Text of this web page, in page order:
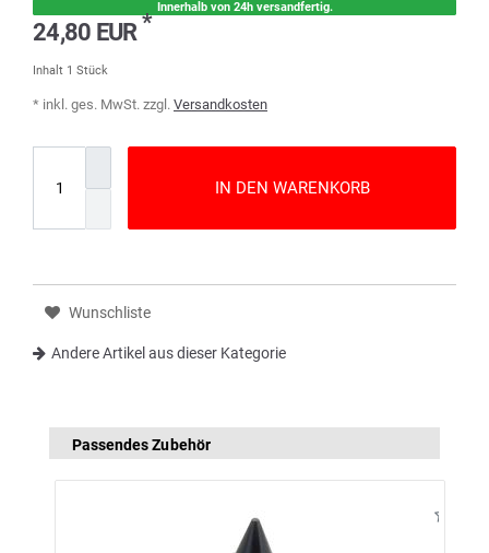
Innerhalb von 24h versandfertig.
24,80 EUR*
Inhalt 1 Stück
* inkl. ges. MwSt. zzgl. Versandkosten
IN DEN WARENKORB
Wunschliste
Andere Artikel aus dieser Kategorie
Passendes Zubehör